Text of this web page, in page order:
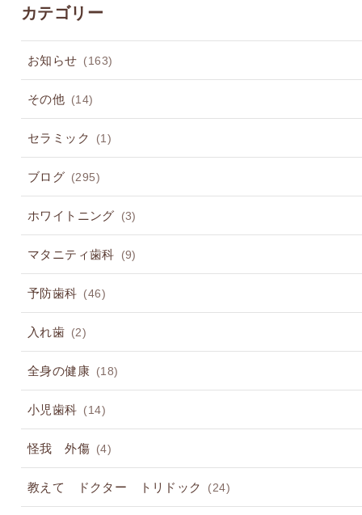
カテゴリー
お知らせ (163)
その他 (14)
セラミック (1)
ブログ (295)
ホワイトニング (3)
マタニティ歯科 (9)
予防歯科 (46)
入れ歯 (2)
全身の健康 (18)
小児歯科 (14)
怪我 外傷 (4)
教えて ドクター トリドック (24)